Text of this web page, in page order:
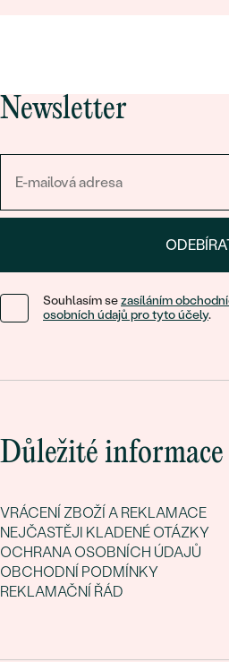
Newsletter
Souhlasím sezasíláním
osobních údajů pro tyto účely.
Důležité informace
VRÁCENÍ ZBOŽÍ A REKLAMACE
NEJČASTĚJI KLADENÉ OTÁZKY
OCHRANA OSOBNÍCH ÚDAJŮ
OBCHODNÍ PODMÍNKY
REKLAMAČNÍ ŘÁD